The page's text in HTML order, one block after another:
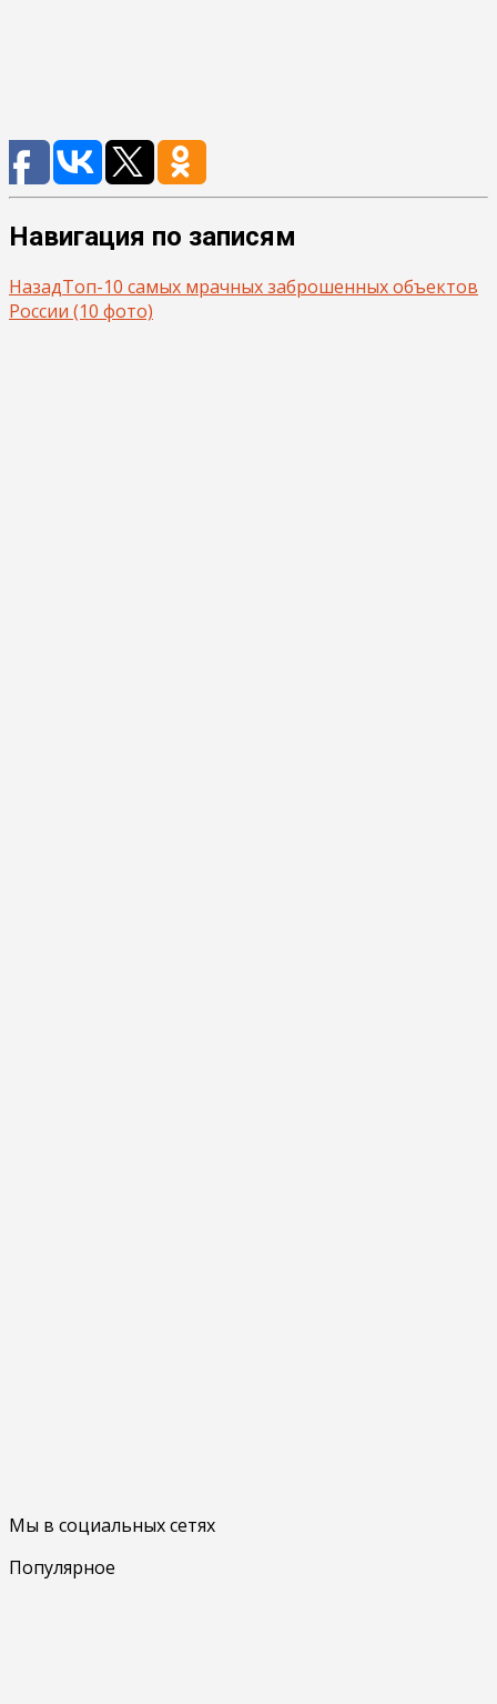
Навигация по записям
НазадТоп-10 самых мрачных заброшенных объектов
России (10 фото)
Мы в социальных сетях
Популярное